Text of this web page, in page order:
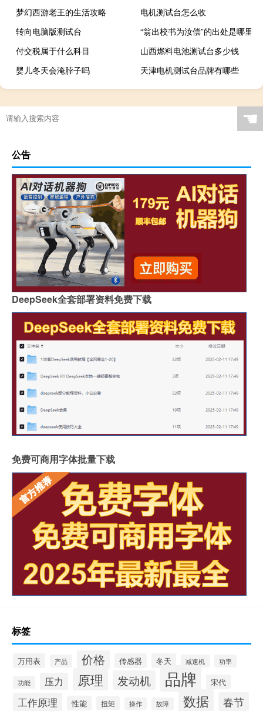
梦幻西游老王的生活攻略
电机测试台怎么收
转向电脑版测试台
“翁出校书为汝偿”的出处是哪里
付交税属于什么科目
山西燃料电池测试台多少钱
婴儿冬天会淹脖子吗
天津电机测试台品牌有哪些
☚
公告
DeepSeek全套部署资料免费下载
免费可商用字体批量下载
标签
万用表 产品 价格 传感器 冬天 减速机 功率
功能 压力 原理 发动机 品牌 宋代
工作原理 性能 扭矩 操作 故障 数据 春节